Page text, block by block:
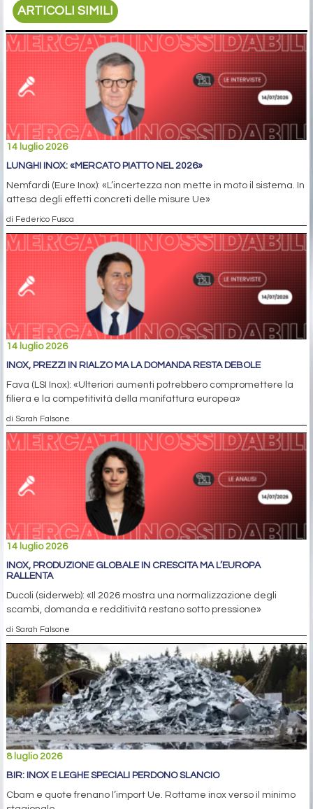
ARTICOLI SIMILI
14 luglio 2026
LUNGHI INOX: «MERCATO PIATTO NEL 2026»
Nemfardi (Eure Inox): «L’incertezza non mette in moto il sistema. In
attesa degli effetti concreti delle misure Ue»
di Federico Fusca
14 luglio 2026
INOX, PREZZI IN RIALZO MA LA DOMANDA RESTA DEBOLE
Fava (LSI Inox): «Ulteriori aumenti potrebbero compromettere la
filiera e la competitività della manifattura europea»
di Sarah Falsone
14 luglio 2026
INOX, PRODUZIONE GLOBALE IN CRESCITA MA L’EUROPA
RALLENTA
Ducoli (siderweb): «Il 2026 mostra una normalizzazione degli
scambi, domanda e redditività restano sotto pressione»
di Sarah Falsone
8 luglio 2026
BIR: INOX E LEGHE SPECIALI PERDONO SLANCIO
Cbam e quote frenano l’import Ue. Rottame inox verso il minimo